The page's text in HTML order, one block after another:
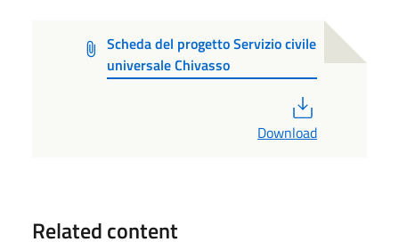
Scheda del progetto Servizio civile
universale Chivasso
Download
Related content